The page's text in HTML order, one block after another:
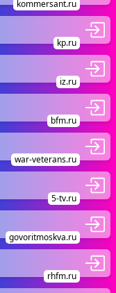
kommersant.ru
kp.ru
iz.ru
bfm.ru
war-veterans.ru
5-tv.ru
govoritmoskva.ru
rhfm.ru